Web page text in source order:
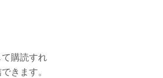
て購読すれ
きます。